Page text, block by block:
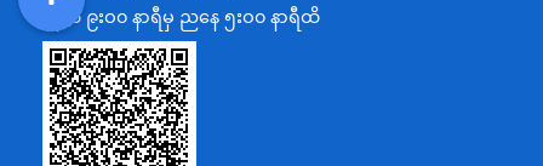
ပြန်ကြားရေးဝန်ကြီးဌာန
သာသနာရေးနှင့် ယဉ်ကျေးမှုဝန်ကြီးဌာန
စိုက်ပျိုးရေး၊မွေးမြူရေးနှင့်ဆည်မြောင်းဝန်ကြီးဌာန
ပို့ဆောင်ရေးနှင့်ဆက်သွယ်ရေးဝန်ကြီးဌာန
နံနက် ၉းဝ၀ နာရီမှ ညနေ ၅းဝ၀ နာရီထိ
DDM